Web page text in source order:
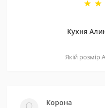
Кухня
Якій розмір
Корона